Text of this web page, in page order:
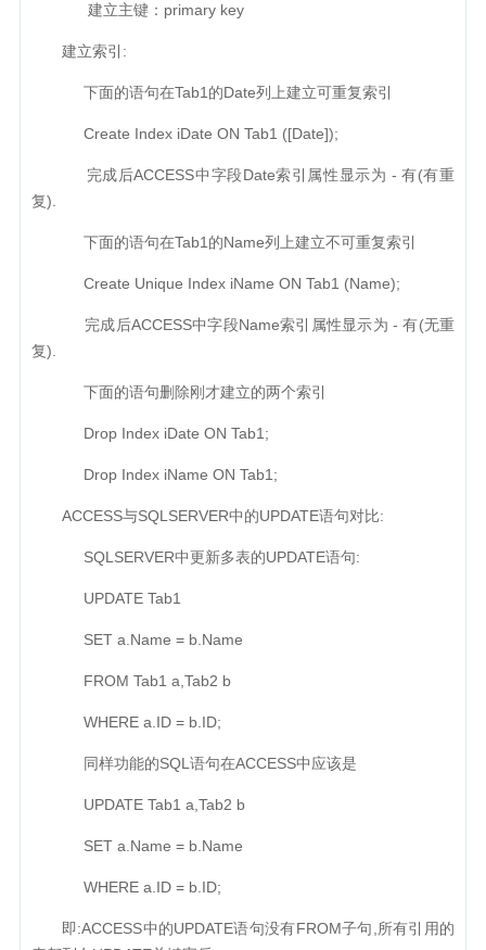
建立主键：primary key
建立索引:
下面的语句在Tab1的Date列上建立可重复索引
Create Index iDate ON Tab1 ([Date]);
完成后ACCESS中字段Date索引属性显示为 - 有(有重
复).
下面的语句在Tab1的Name列上建立不可重复索引
Create Unique Index iName ON Tab1 (Name);
完成后ACCESS中字段Name索引属性显示为 - 有(无重
复).
下面的语句删除刚才建立的两个索引
Drop Index iDate ON Tab1;
Drop Index iName ON Tab1;
ACCESS与SQLSERVER中的UPDATE语句对比:
SQLSERVER中更新多表的UPDATE语句:
UPDATE Tab1
SET a.Name = b.Name
FROM Tab1 a,Tab2 b
WHERE a.ID = b.ID;
同样功能的SQL语句在ACCESS中应该是
UPDATE Tab1 a,Tab2 b
SET a.Name = b.Name
WHERE a.ID = b.ID;
即:ACCESS中的UPDATE语句没有FROM子句,所有引用的